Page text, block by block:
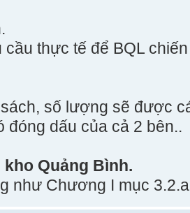
cầu thực tế để BQL
số lượng sẽ được
đóng dấu của cả 2 bên..
kho Quảng Bình.
như Chương I mục 3.2.a